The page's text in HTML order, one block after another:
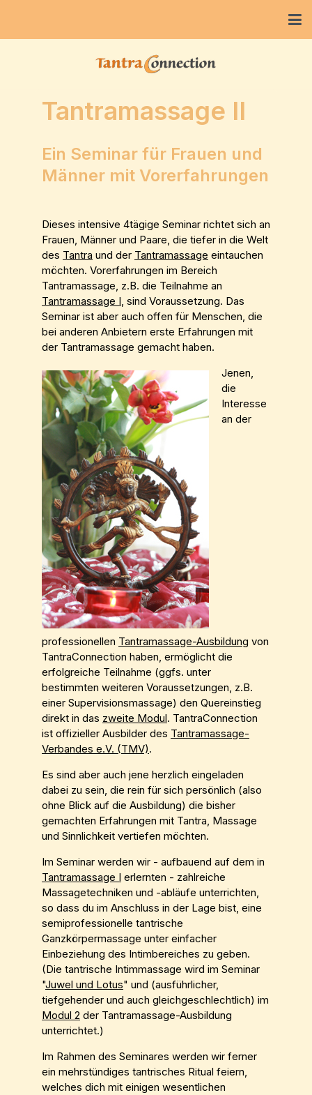
Tantramassage II
Ein Seminar für Frauen und
Männer mit Vorerfahrungen
Dieses intensive 4tägige Seminar richtet sich an
Frauen, Männer und Paare, die tiefer in die Welt
des Tantra und der Tantramassage eintauchen
möchten. Vorerfahrungen im Bereich
Tantramassage, z.B. die Teilnahme an
Tantramassage I, sind Voraussetzung. Das
Seminar ist aber auch offen für Menschen, die
bei anderen Anbietern erste Erfahrungen mit
der Tantramassage gemacht haben.
Jenen,
die
Interesse
an der
professionellen Tantramassage-Ausbildung von
TantraConnection haben, ermöglicht die
erfolgreiche Teilnahme (ggfs. unter
bestimmten weiteren Voraussetzungen, z.B.
einer Supervisionsmassage) den Quereinstieg
direkt in das zweite Modul. TantraConnection
ist offizieller Ausbilder des Tantramassage-
Verbandes e.V. (TMV).
Es sind aber auch jene herzlich eingeladen
dabei zu sein, die rein für sich persönlich (also
ohne Blick auf die Ausbildung) die bisher
gemachten Erfahrungen mit Tantra, Massage
und Sinnlichkeit vertiefen möchten.
Im Seminar werden wir - aufbauend auf dem in
Tantramassage I erlernten - zahlreiche
Massagetechniken und -abläufe unterrichten,
so dass du im Anschluss in der Lage bist, eine
semiprofessionelle tantrische
Ganzkörpermassage unter einfacher
Einbeziehung des Intimbereiches zu geben.
(Die tantrische Intimmassage wird im Seminar
"Juwel und Lotus" und (ausführlicher,
tiefgehender und auch gleichgeschlechtlich) im
Modul 2 der Tantramassage-Ausbildung
unterrichtet.)
Im Rahmen des Seminares werden wir ferner
ein mehrstündiges tantrisches Ritual feiern,
welches dich mit einigen wesentlichen